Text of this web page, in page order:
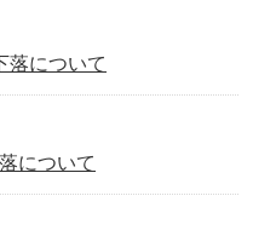
落について
について